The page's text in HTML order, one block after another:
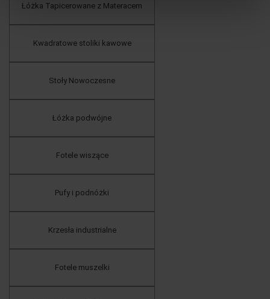
Łóżka Tapicerowane z Materacem
Kwadratowe stoliki kawowe
Stoły Nowoczesne
Łóżka podwójne
Fotele wiszące
Pufy i podnóżki
Krzesła industrialne
Fotele muszelki